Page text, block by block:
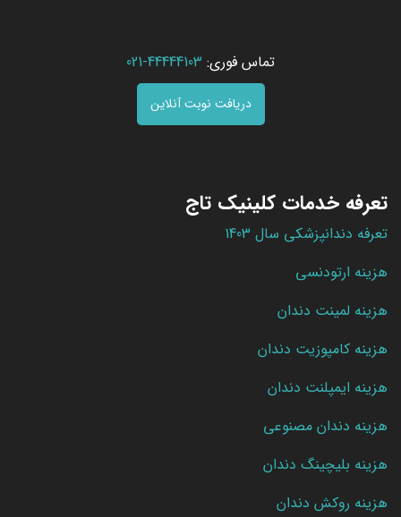
تماس فوری: 44444103-021
دریافت نوبت آنلاین
تعرفه خدمات کلینیک تاج
تعرفه دندانپزشکی سال 1403
هزینه ارتودنسی
هزینه لمینت دندان
هزینه کامپوزیت دندان
هزینه ایمپلنت دندان
هزینه دندان مصنوعی
هزینه بلیچینگ دندان
هزینه روکش دندان